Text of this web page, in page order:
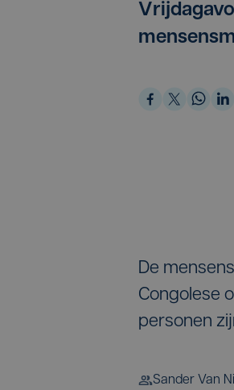
De
Congolese
personen
Sander Van